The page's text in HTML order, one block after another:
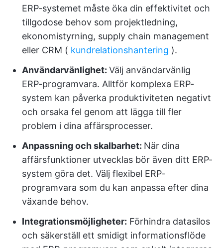
ERP-systemet måste öka din effektivitet och
tillgodose behov som projektledning,
ekonomistyrning, supply chain management
eller CRM ( kundrelationshantering ).
Användarvänlighet: Välj användarvänlig
ERP-programvara. Alltför komplexa ERP-
system kan påverka produktiviteten negativt
och orsaka fel genom att lägga till fler
problem i dina affärsprocesser.
Anpassning och skalbarhet: När dina
affärsfunktioner utvecklas bör även ditt ERP-
system göra det. Välj flexibel ERP-
programvara som du kan anpassa efter dina
växande behov.
Integrationsmöjligheter: Förhindra datasilos
och säkerställ ett smidigt informationsflöde